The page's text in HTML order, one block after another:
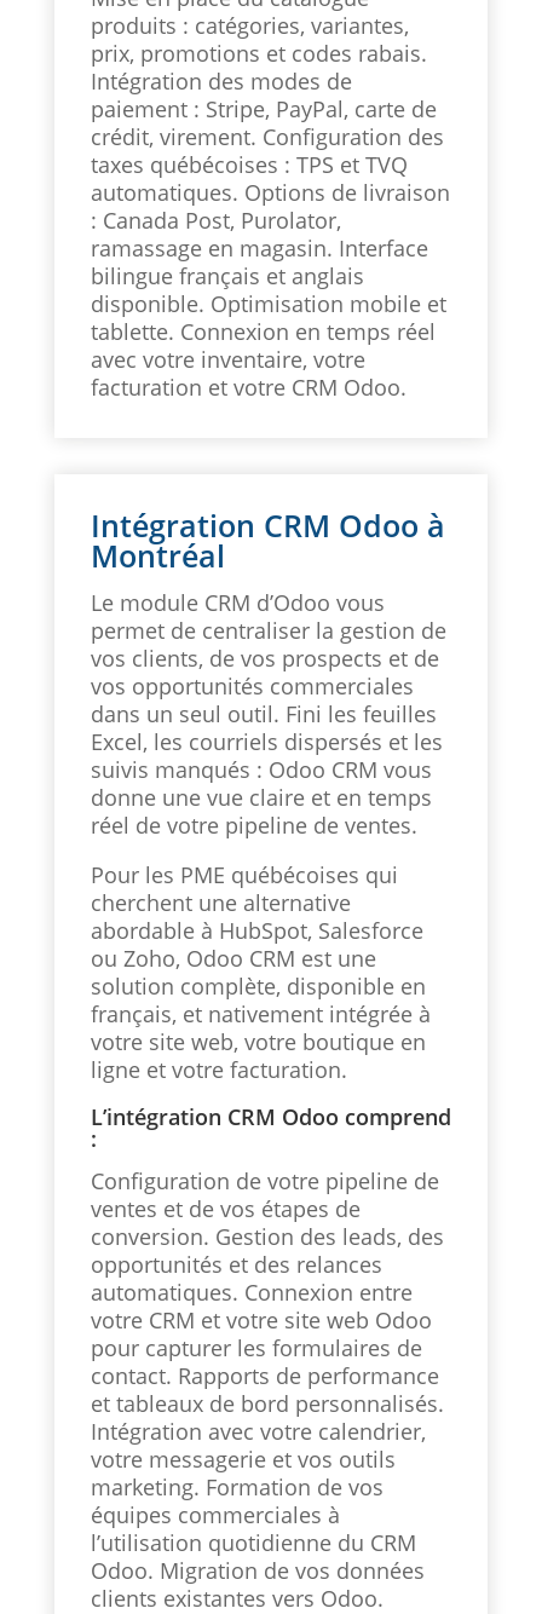
produits : catégories, variantes,
prix, promotions et codes rabais.
Intégration des modes de
paiement : Stripe, PayPal, carte de
crédit, virement. Configuration des
taxes québécoises : TPS et TVQ
automatiques. Options de livraison
: Canada Post, Purolator,
ramassage en magasin. Interface
bilingue français et anglais
disponible. Optimisation mobile et
tablette. Connexion en temps réel
avec votre inventaire, votre
facturation et votre CRM Odoo.
Intégration CRM Odoo à
Montréal
Le module CRM d’Odoo vous
permet de centraliser la gestion de
vos clients, de vos prospects et de
vos opportunités commerciales
dans un seul outil. Fini les feuilles
Excel, les courriels dispersés et les
suivis manqués : Odoo CRM vous
donne une vue claire et en temps
réel de votre pipeline de ventes.
Pour les PME québécoises qui
cherchent une alternative
abordable à HubSpot, Salesforce
ou Zoho, Odoo CRM est une
solution complète, disponible en
français, et nativement intégrée à
votre site web, votre boutique en
ligne et votre facturation.
L’intégration CRM Odoo comprend
:
Configuration de votre pipeline de
ventes et de vos étapes de
conversion. Gestion des leads, des
opportunités et des relances
automatiques. Connexion entre
votre CRM et votre site web Odoo
pour capturer les formulaires de
contact. Rapports de performance
et tableaux de bord personnalisés.
Intégration avec votre calendrier,
votre messagerie et vos outils
marketing. Formation de vos
équipes commerciales à
l’utilisation quotidienne du CRM
Odoo. Migration de vos données
clients existantes vers Odoo.